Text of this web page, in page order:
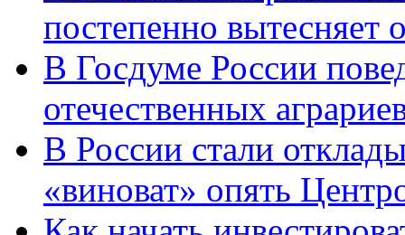
постепенно вытесняет
В Госдуме России
отечественных
В России стали
«виноват» опять